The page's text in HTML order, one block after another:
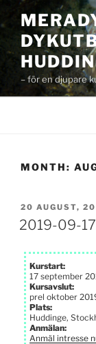
Skip
to
content
– för en djupare
MONTH:
POSTED
ON
20 AUGUST,
2019-09-
Kurstart:
17 september
Kursavslut:
prel oktober
Plats:
Huddinge,
Anmälan:
Anmäl intresse